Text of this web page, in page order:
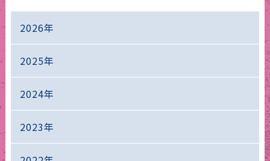
2026年
2025年
2024年
2023年